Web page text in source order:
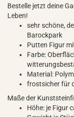
Bestelle jetzt deine
Leben!
sehr schöne,
Barockpark
Putten Figur
Farbe:
Material:
frostsicher für
Maße der
Höhe: je Figur